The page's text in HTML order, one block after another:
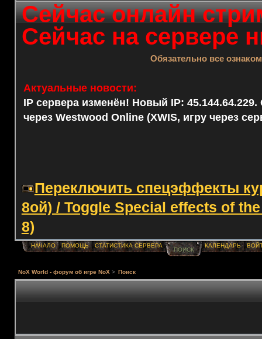
Сейчас онлайн
Сейчас на сервере
Обязательно все
Актуальные новости:
IP сервера изменён! Новый IP: 45.144.64.229.
через Westwood Online (XWIS, игру через
Переключить спецэффекты
8ой) / Toggle Special effects of
8)
НАЧАЛО ПОМОЩЬ СТАТИСТИКА СЕРВЕРА
ПОИСК
КАЛЕНДАРЬ
NoX World - форум об игре NoX > Поиск